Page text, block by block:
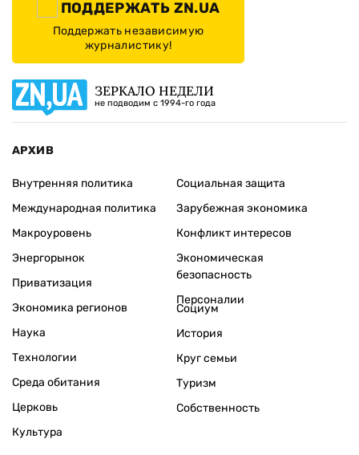
ПОДДЕРЖАТЬ ZN.UA
Поддержать независимую
журналистику!
ЗЕРКАЛО НЕДЕЛИ
не подводим с 1994-го года
АРХИВ
Внутренняя политика
Международная политика
Макроуровень
Энергорынок
Приватизация
Экономика регионов
Социальная защита
Зарубежная экономика
Конфликт интересов
Экономическая
безопасность
Персоналии
Наука
Технологии
Среда обитания
Церковь
Культура
Социум
История
Круг семьи
Туризм
Собственность